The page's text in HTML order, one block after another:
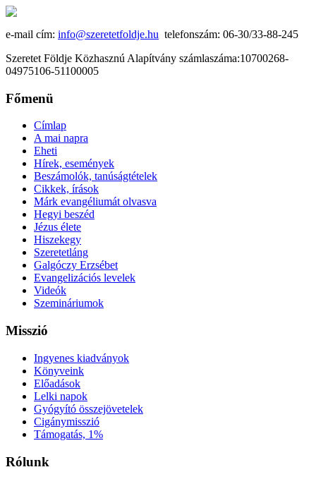
e-mail cím: info@szeretetfoldje.hu telefonszám: 06-30/33-88-245
Szeretet Földje Közhasznú Alapítvány számlaszáma:10700268-
04975106-51100005
Főmenü
Címlap
A mai napra
Eheti
Hírek, események
Beszámolók, tanúságtételek
Cikkek, írások
Márk evangéliumát olvasva
Hegyi beszéd
Jézus élete
Hiszekegy
Szeretetláng
Galgóczy Erzsébet
Evangelizációs levelek
Videók
Szemináriumok
Misszió
Ingyenes kiadványok
Könyveink
Előadások
Lelki napok
Gyógyító összejövetelek
Cigánymisszió
Támogatás, 1%
Rólunk